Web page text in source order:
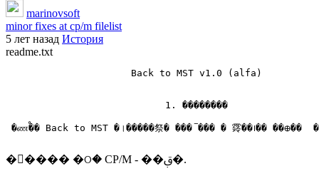
marinovsoft
minor fixes at cp/m filelist
5 лет назад История
readme.txt
                      Back to MST v1.0 (alfa)
                            1. ��������
��ࠧ��� �ଠ� CP/M - ��ࢥ�.